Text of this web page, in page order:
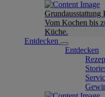
Grundausstattung
Vom Kochen bis
Küche.
Entdecken
Entdecken